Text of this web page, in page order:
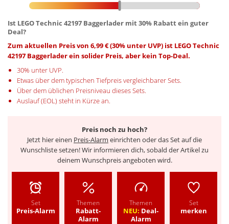
Ist LEGO Technic 42197 Baggerlader mit 30% Rabatt ein guter
Deal?
Zum aktuellen Preis von 6,99 € (30% unter UVP) ist LEGO Technic
42197 Baggerlader ein solider Preis, aber kein Top-Deal.
30% unter UVP.
Etwas über dem typischen Tiefpreis vergleichbarer Sets.
Über dem üblichen Preisniveau dieses Sets.
Auslauf (EOL) steht in Kürze an.
Preis noch zu hoch?
Jetzt hier einen Preis-Alarm einrichten oder das Set auf die
Wunschliste setzen! Wir informieren dich, sobald der Artikel zu
deinem Wunschpreis angeboten wird.
Set
Preis-Alarm
Themen
Rabatt-
Alarm
Themen
NEU: Deal-
Alarm
Set
merken